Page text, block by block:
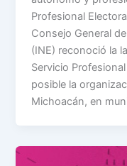
Profesional
Consejo General
(INE) reconoció la
Servicio
posible la
Michoacán, en